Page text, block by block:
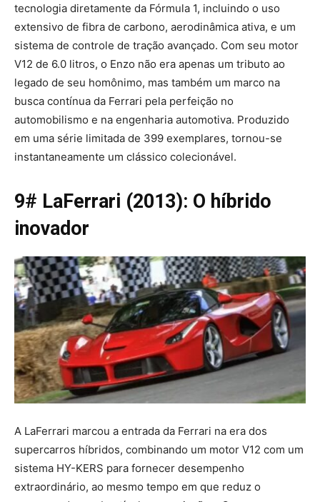
tecnologia diretamente da Fórmula 1, incluindo o uso
extensivo de fibra de carbono, aerodinâmica ativa, e um
sistema de controle de tração avançado. Com seu motor
V12 de 6.0 litros, o Enzo não era apenas um tributo ao
legado de seu homônimo, mas também um marco na
busca contínua da Ferrari pela perfeição no
automobilismo e na engenharia automotiva. Produzido
em uma série limitada de 399 exemplares, tornou-se
instantaneamente um clássico colecionável.
9# LaFerrari (2013): O híbrido
inovador
A LaFerrari marcou a entrada da Ferrari na era dos
supercarros híbridos, combinando um motor V12 com um
sistema HY-KERS para fornecer desempenho
extraordinário, ao mesmo tempo em que reduz o